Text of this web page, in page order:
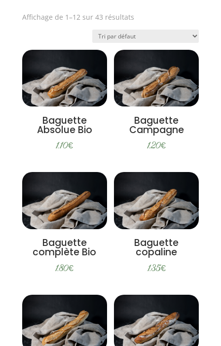
Affichage de 1–12 sur 43 résultats
Baguette
Absolue Bio
1.10€
Baguette
Campagne
1.20€
Baguette
complète Bio
1.80€
Baguette
copaline
1.35€